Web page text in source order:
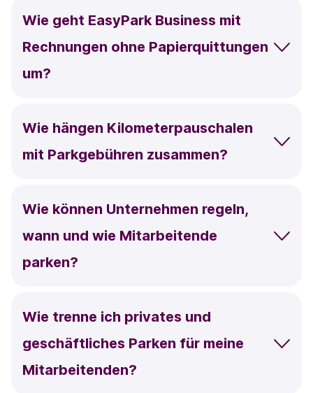
Wie geht EasyPark Business mit
Rechnungen ohne Papierquittungen
um?
Wie hängen Kilometerpauschalen
mit Parkgebühren zusammen?
Wie können Unternehmen regeln,
wann und wie Mitarbeitende
parken?
Wie trenne ich privates und
geschäftliches Parken für meine
Mitarbeitenden?